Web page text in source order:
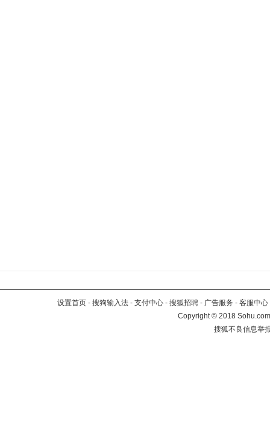
设置首页 - 搜狗输入法 - 支付中心 - 搜狐招聘 - 广告服务 - 客服中心
Copyright©2018
搜狐不良信息举